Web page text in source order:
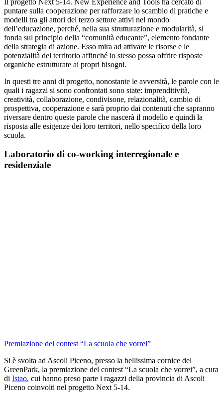
puntare sulla cooperazione per rafforzare lo scambio di pratiche e
modelli tra gli attori del terzo settore attivi nel mondo
dell’educazione, perché, nella sua strutturazione e modularità, si
fonda sul principio della “comunità educante”, elemento fondante
della strategia di azione. Esso mira ad attivare le risorse e le
potenzialità del territorio affinché lo stesso possa offrire risposte
organiche estrutturate ai propri bisogni.
In questi tre anni di progetto, nonostante le avversità, le parole con le
quali i ragazzi si sono confrontati sono state: imprenditività,
creatività, collaborazione, condivisone, relazionalità, cambio di
prospettiva, cooperazione e sarà proprio dai contenuti che sapranno
riversare dentro queste parole che nascerà il modello e quindi la
risposta alle esigenze dei loro territori, nello specifico della loro
scuola.
Laboratorio di co-working interregionale e
residenziale
Premiazione del contest “La scuola che vorrei”
Si è svolta ad Ascoli Piceno, presso la bellissima cornice del
GreenPark, la premiazione del contest “La scuola che vorrei”, a cura
di Istao, cui hanno preso parte i ragazzi della provincia di Ascoli
Piceno coinvolti nel progetto Next 5-14.